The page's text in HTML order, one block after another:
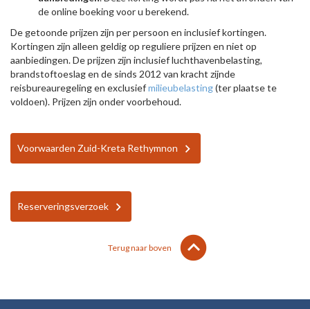
de online boeking voor u berekend.
De getoonde prijzen zijn per persoon en inclusief kortingen.
Kortingen zijn alleen geldig op reguliere prijzen en niet op
aanbiedingen. De prijzen zijn inclusief luchthavenbelasting,
brandstoftoeslag en de sinds 2012 van kracht zijnde
reisbureauregeling en exclusiefmilieubelasting(ter plaatse te
voldoen). Prijzen zijn onder voorbehoud.
Voorwaarden Zuid-Kreta Rethymnon
Reserveringsverzoek
Terug naar boven lens
keyboard_arrow_up